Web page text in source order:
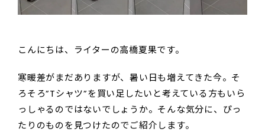
こんにちは、ライターの高橋夏果です。
寒暖差がまだありますが、暑い日も増えてきた今。そ
ろそろ”Tシャツ”を買い足したいと考えている方もいら
っしゃるのではないでしょうか。そんな気分に、ぴっ
たりのものを見つけたのでご紹介します。